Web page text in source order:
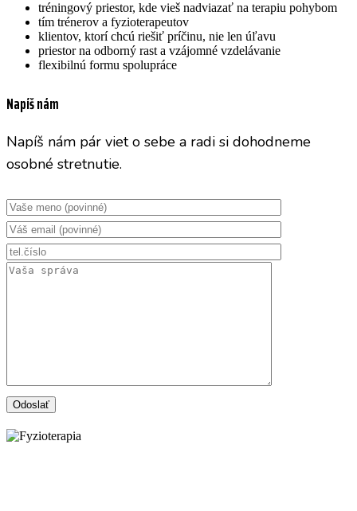
tréningový priestor, kde vieš nadviazať na terapiu pohybom
tím trénerov a fyzioterapeutov
klientov, ktorí chcú riešiť príčinu, nie len úľavu
priestor na odborný rast a vzájomné vzdelávanie
flexibilnú formu spolupráce
Napíš nám
Napíš nám pár viet o sebe a radi si dohodneme
osobné stretnutie.